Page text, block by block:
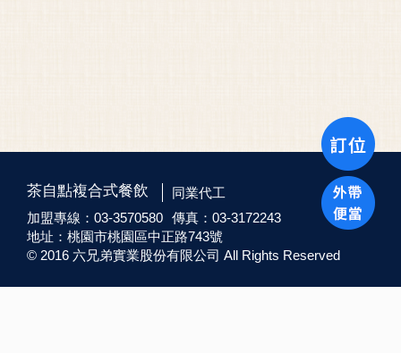
茶自點複合式餐飲
同業代工
加盟專線：03-3570580 傳真：03-3172243
地址：桃園市桃園區中正路743號
© 2016 六兄弟實業股份有限公司 All Rights Reserved